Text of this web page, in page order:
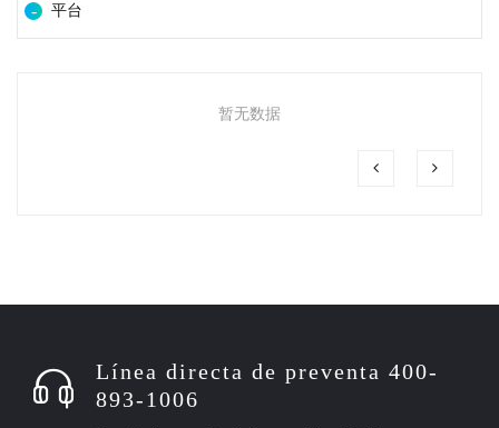
平台
暂无数据
Línea directa de preventa 400-
893-1006